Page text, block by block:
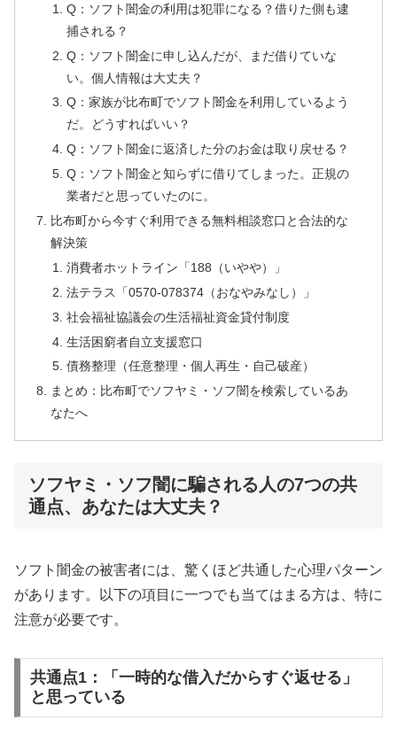
Q：ソフト闇金の利用は犯罪になる？借りた側も逮
捕される？
Q：ソフト闇金に申し込んだが、まだ借りていな
い。個人情報は大丈夫？
Q：家族が比布町でソフト闇金を利用しているよう
だ。どうすればいい？
Q：ソフト闇金に返済した分のお金は取り戻せる？
Q：ソフト闇金と知らずに借りてしまった。正規の
業者だと思っていたのに。
比布町から今すぐ利用できる無料相談窓口と合法的な
解決策
消費者ホットライン「188（いやや）」
法テラス「0570-078374（おなやみなし）」
社会福祉協議会の生活福祉資金貸付制度
生活困窮者自立支援窓口
債務整理（任意整理・個人再生・自己破産）
まとめ：比布町でソフヤミ・ソフ闇を検索しているあ
なたへ
ソフヤミ・ソフ闇に騙される人の7つの共
通点、あなたは大丈夫？
ソフト闇金の被害者には、驚くほど共通した心理パターン
があります。以下の項目に一つでも当てはまる方は、特に
注意が必要です。
共通点1：「一時的な借入だからすぐ返せる」
と思っている